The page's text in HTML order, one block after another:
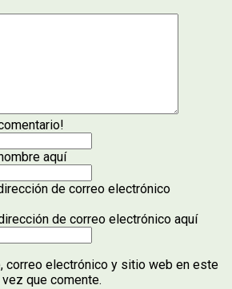
aquí
de correo electrónico
de correo electrónico aquí
correo electrónico y sitio web en este
que comente.